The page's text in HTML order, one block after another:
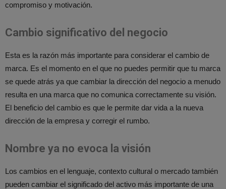
compromiso y motivación.
Cambio significativo del negocio
Esta es la razón más importante para considerar el cambio de
marca. Es el momento en el que no puedes permitir que tu marca
se quede atrás ya que cambiar la dirección del negocio a menudo
resulta en una marca que no comunica correctamente su visión.
El beneficio del cambio es que le permite dar vida a la nueva
dirección de la empresa y corregir el rumbo.
Nombre ya no evoca la visión
Los cambios en el lenguaje, contexto cultural o mercado también
pueden cambiar el significado del activo más importante de una